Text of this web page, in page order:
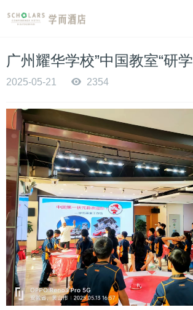
广州耀华学校”中国教室“研学
2025-05-21 2354